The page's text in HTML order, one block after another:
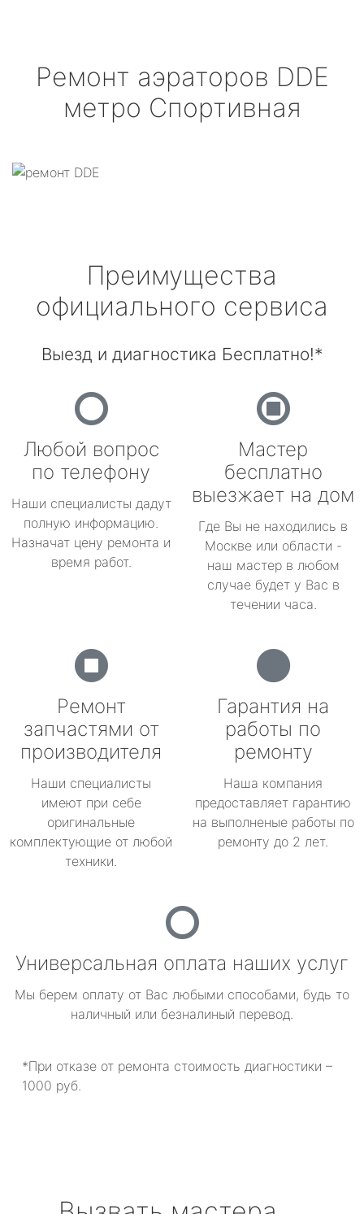
Ремонт аэраторов DDE
метро Спортивная
Преимущества
официального сервиса
Выезд и диагностика Бесплатно!*
Любой вопрос
по телефону
Наши специалисты дадут
полную информацию.
Назначат цену ремонта и
время работ.
Мастер
бесплатно
выезжает на дом
Где Вы не находились в
Москве или области -
наш мастер в любом
случае будет у Вас в
течении часа.
Ремонт
запчастями от
производителя
Наши специалисты
имеют при себе
оригинальные
комплектующие от любой
техники.
Гарантия на
работы по
ремонту
Наша компания
предоставляет гарантию
на выполненые работы по
ремонту до 2 лет.
Универсальная оплата наших услуг
Мы берем оплату от Вас любыми способами, будь то
наличный или безналиный перевод.
*При отказе от ремонта стоимость диагностики –
1000 руб.